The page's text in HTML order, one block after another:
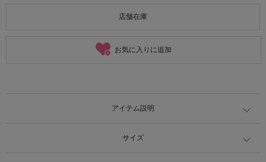
店舗在庫
お気に入りに追加
アイテム説明
サイズ